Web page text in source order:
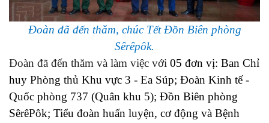
Đoàn đã đến thăm, chúc Tết Đồn Biên phòng
Sêrêpôk.
Đoàn đã đến thăm và làm việc với 05 đơn vị: Ban Chỉ
huy Phòng thủ Khu vực 3 - Ea Súp; Đoàn Kinh tế -
Quốc phòng 737 (Quân khu 5); Đồn Biên phòng
SêrêPôk; Tiểu đoàn huấn luyện, cơ động và Bệnh